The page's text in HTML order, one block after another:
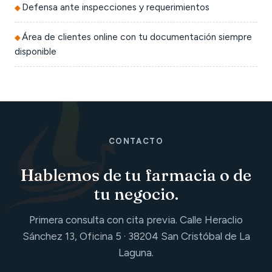
Defensa ante inspecciones y requerimientos
Área de clientes online con tu documentación siempre
disponible
CONTACTO
Hablemos de tu farmacia o de
tu negocio.
Primera consulta con cita previa. Calle Heraclio
Sánchez 13, Oficina 5 · 38204 San Cristóbal de La
Laguna.